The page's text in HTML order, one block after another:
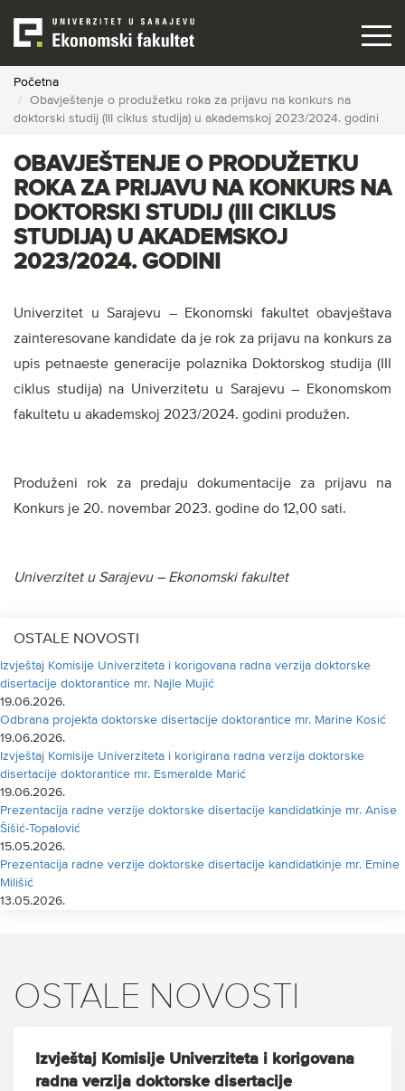
main
content
Početna
Obavještenje o produžetku roka za prijavu na konkurs na
doktorski studij (III ciklus studija) u akademskoj 2023/2024. godini
OBAVJEŠTENJE O PRODUŽETKU
ROKA ZA PRIJAVU NA KONKURS NA
DOKTORSKI STUDIJ (III CIKLUS
STUDIJA) U AKADEMSKOJ
2023/2024. GODINI
Univerzitet u Sarajevu – Ekonomski fakultet obavještava
zainteresovane kandidate da je rok za prijavu na konkurs za
upis petnaeste generacije polaznika Doktorskog studija (III
ciklus studija) na Univerzitetu u Sarajevu – Ekonomskom
fakultetu u akademskoj 2023/2024. godini produžen.
Produženi rok za predaju dokumentacije za prijavu na
Konkurs je 20. novembar 2023. godine do 12,00 sati.
Univerzitet u Sarajevu – Ekonomski fakultet
OSTALE NOVOSTI
Izvještaj Komisije Univerziteta i korigovana radna verzija doktorske
disertacije doktorantice mr. Najle Mujić
19.06.2026.
Odbrana projekta doktorske disertacije doktorantice mr. Marine Kosić
19.06.2026.
Izvještaj Komisije Univerziteta i korigirana radna verzija doktorske
disertacije doktorantice mr. Esmeralde Marić
19.06.2026.
Prezentacija radne verzije doktorske disertacije kandidatkinje mr. Anise
Šišić-Topalović
15.05.2026.
Prezentacija radne verzije doktorske disertacije kandidatkinje mr. Emine
Milišić
13.05.2026.
OSTALE NOVOSTI
Izvještaj Komisije Univerziteta i korigovana
radna verzija doktorske disertacije